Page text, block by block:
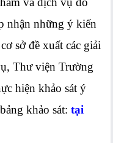
nhận những ý kiến
sở đề xuất các giải
Thư viện Trường
hiện khảo sát ý
khảo sát: tại